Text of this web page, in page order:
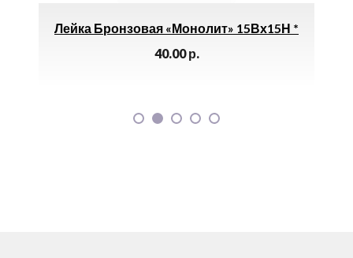
Лейка Бронзовая «Монолит» 15Вх15Н *
40.00р.